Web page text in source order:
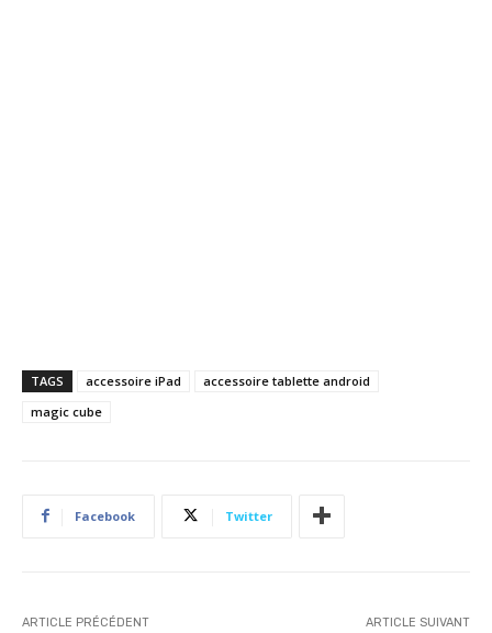
TAGS accessoire iPad
accessoire tablette android
magic cube
Facebook Twitter
ARTICLE PRÉCÉDENT ARTICLE SUIVANT